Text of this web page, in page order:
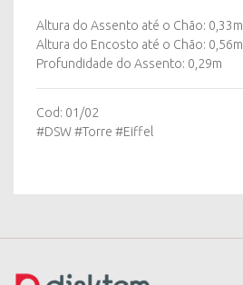
Altura do Assento até o Chão: 0,33m
Altura do Encosto até o Chão: 0,56m
Profundidade do Assento: 0,29m
Cod: 01/02
#DSW #Torre #Eiffel